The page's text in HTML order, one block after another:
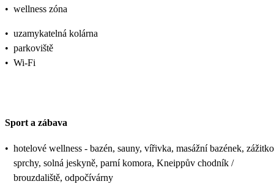
• wellness zóna
• uzamykatelná kolárna
• parkoviště
• Wi-Fi
Sport a zábava
• hotelové wellness - bazén, sauny, vířivka, masážní bazének,
sprchy, solná jeskyně, parní komora, Kneippův chodník /
brouzdaliště, odpočívárny